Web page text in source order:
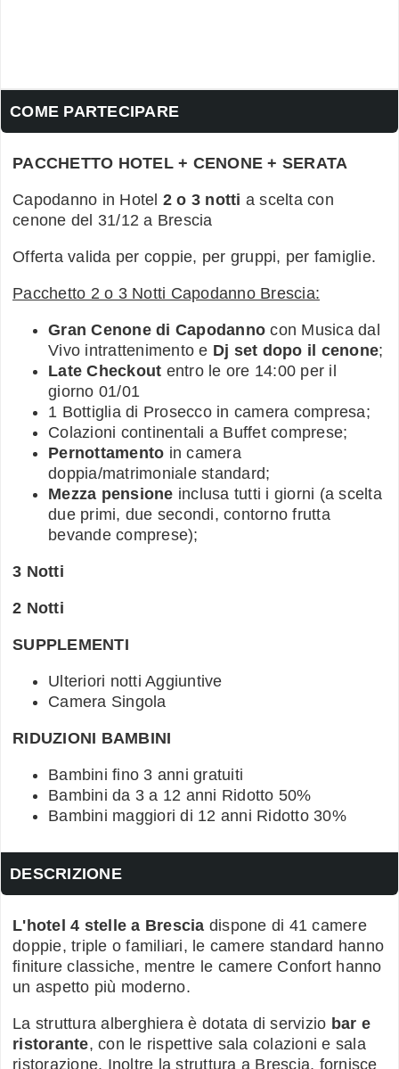
COME PARTECIPARE
PACCHETTO HOTEL + CENONE + SERATA
Capodanno in Hotel 2 o 3 notti a scelta con
cenone del 31/12 a Brescia
Offerta valida per coppie, per gruppi, per famiglie.
Pacchetto 2 o 3 Notti Capodanno Brescia:
Gran Cenone di Capodanno con Musica dal
Vivo intrattenimento e Dj set dopo il cenone;
Late Checkout entro le ore 14:00 per il
giorno 01/01
1 Bottiglia di Prosecco in camera compresa;
Colazioni continentali a Buffet comprese;
Pernottamento in camera
doppia/matrimoniale standard;
Mezza pensione inclusa tutti i giorni (a scelta
due primi, due secondi, contorno frutta
bevande comprese);
3 Notti
2 Notti
SUPPLEMENTI
Ulteriori notti Aggiuntive
Camera Singola
RIDUZIONI BAMBINI
Bambini fino 3 anni gratuiti
Bambini da 3 a 12 anni Ridotto 50%
Bambini maggiori di 12 anni Ridotto 30%
DESCRIZIONE
L'hotel 4 stelle a Brescia dispone di 41 camere
doppie, triple o familiari, le camere standard hanno
finiture classiche, mentre le camere Confort hanno
un aspetto più moderno.
La struttura alberghiera è dotata di servizio bar e
ristorante, con le rispettive sala colazioni e sala
ristorazione. Inoltre la struttura a Brescia, fornisce